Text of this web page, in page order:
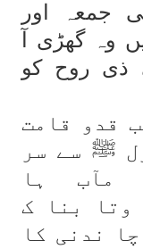
جولائی جمعہ اور
وہ گھڑی آ
روح کو
قدو قامت
ﷺ سے سر
مآب ہا
وتا بنا ک
ندنی کا